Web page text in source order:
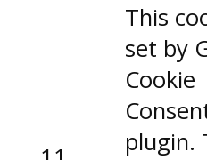
This
set by
Cookie
plugin.